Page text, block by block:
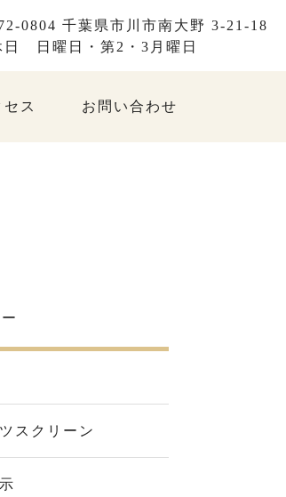
0804 千葉県市川市南大野 3-21-18
日
日曜日・第2・3月曜日
セス お問い合わせ
スクリーン